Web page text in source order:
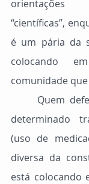
“científicas”,
é um pária da
colocando
comunidade
determinado
(uso de
diversa da
está colocando